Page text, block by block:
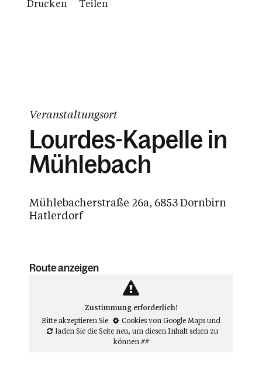
Drucken Teilen
Veranstaltungsort
Lourdes-Kapelle in
Mühlebach
Mühlebacherstraße 26a, 6853 Dornbirn
Hatlerdorf
Route anzeigen
Zustimmung erforderlich!
Bitte akzeptieren Sie
Cookies von Google Mapsund
laden Sie die Seite neu, um diesen Inhalt sehen zu
können.##